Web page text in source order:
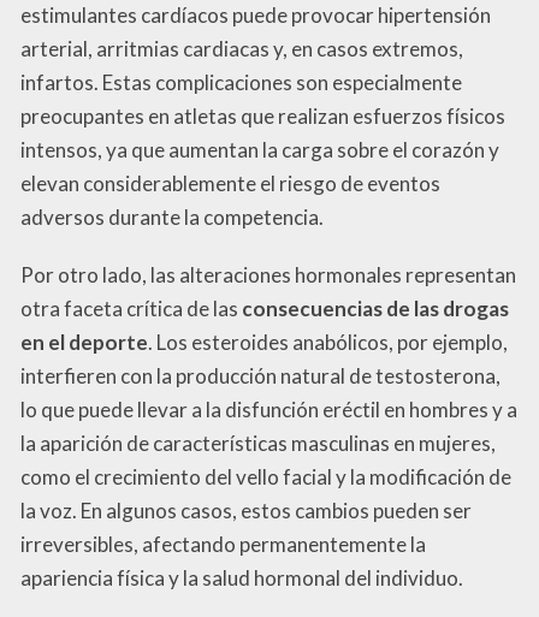
estimulantes cardíacos puede provocar hipertensión
arterial, arritmias cardiacas y, en casos extremos,
infartos. Estas complicaciones son especialmente
preocupantes en atletas que realizan esfuerzos físicos
intensos, ya que aumentan la carga sobre el corazón y
elevan considerablemente el riesgo de eventos
adversos durante la competencia.
Por otro lado, las alteraciones hormonales representan
otra faceta crítica de las consecuencias de las drogas
en el deporte. Los esteroides anabólicos, por ejemplo,
interfieren con la producción natural de testosterona,
lo que puede llevar a la disfunción eréctil en hombres y a
la aparición de características masculinas en mujeres,
como el crecimiento del vello facial y la modificación de
la voz. En algunos casos, estos cambios pueden ser
irreversibles, afectando permanentemente la
apariencia física y la salud hormonal del individuo.